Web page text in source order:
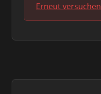
Erneut versuchen